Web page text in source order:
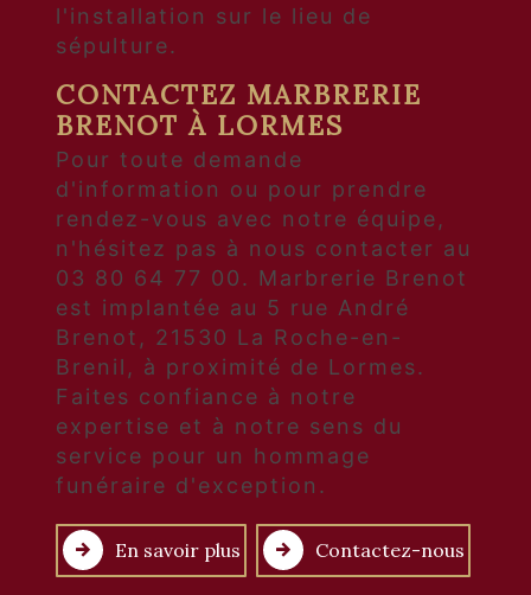
l'installation sur le lieu de
sépulture.
CONTACTEZ MARBRERIE
BRENOT À LORMES
Pour toute demande
d'information ou pour prendre
rendez-vous avec notre équipe,
n'hésitez pas à nous contacter au
03 80 64 77 00. Marbrerie Brenot
est implantée au 5 rue André
Brenot, 21530 La Roche-en-
Brenil, à proximité de Lormes.
Faites confiance à notre
expertise et à notre sens du
service pour un hommage
funéraire d'exception.
En savoir plus Contactez-nous